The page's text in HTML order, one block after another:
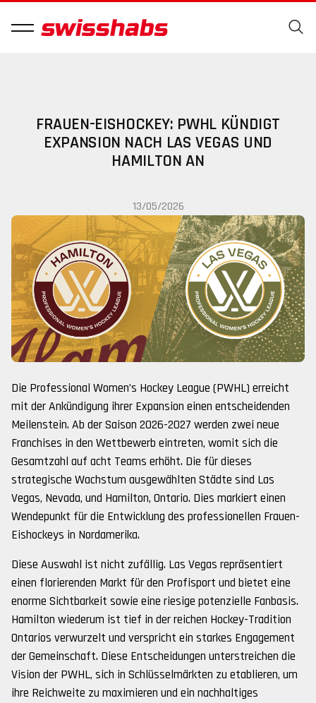
FRAUEN-EISHOCKEY: PWHL KÜNDIGT
EXPANSION NACH LAS VEGAS UND
HAMILTON AN
13/05/2026
Die Professional Women’s Hockey League (PWHL) erreicht
mit der Ankündigung ihrer Expansion einen entscheidenden
Meilenstein. Ab der Saison 2026-2027 werden zwei neue
Franchises in den Wettbewerb eintreten, womit sich die
Gesamtzahl auf acht Teams erhöht. Die für dieses
strategische Wachstum ausgewählten Städte sind Las
Vegas, Nevada, und Hamilton, Ontario. Dies markiert einen
Wendepunkt für die Entwicklung des professionellen Frauen-
Eishockeys in Nordamerika.
Diese Auswahl ist nicht zufällig. Las Vegas repräsentiert
einen florierenden Markt für den Profisport und bietet eine
enorme Sichtbarkeit sowie eine riesige potenzielle Fanbasis.
Hamilton wiederum ist tief in der reichen Hockey-Tradition
Ontarios verwurzelt und verspricht ein starkes Engagement
der Gemeinschaft. Diese Entscheidungen unterstreichen die
Vision der PWHL, sich in Schlüsselmärkten zu etablieren, um
ihre Reichweite zu maximieren und ein nachhaltiges